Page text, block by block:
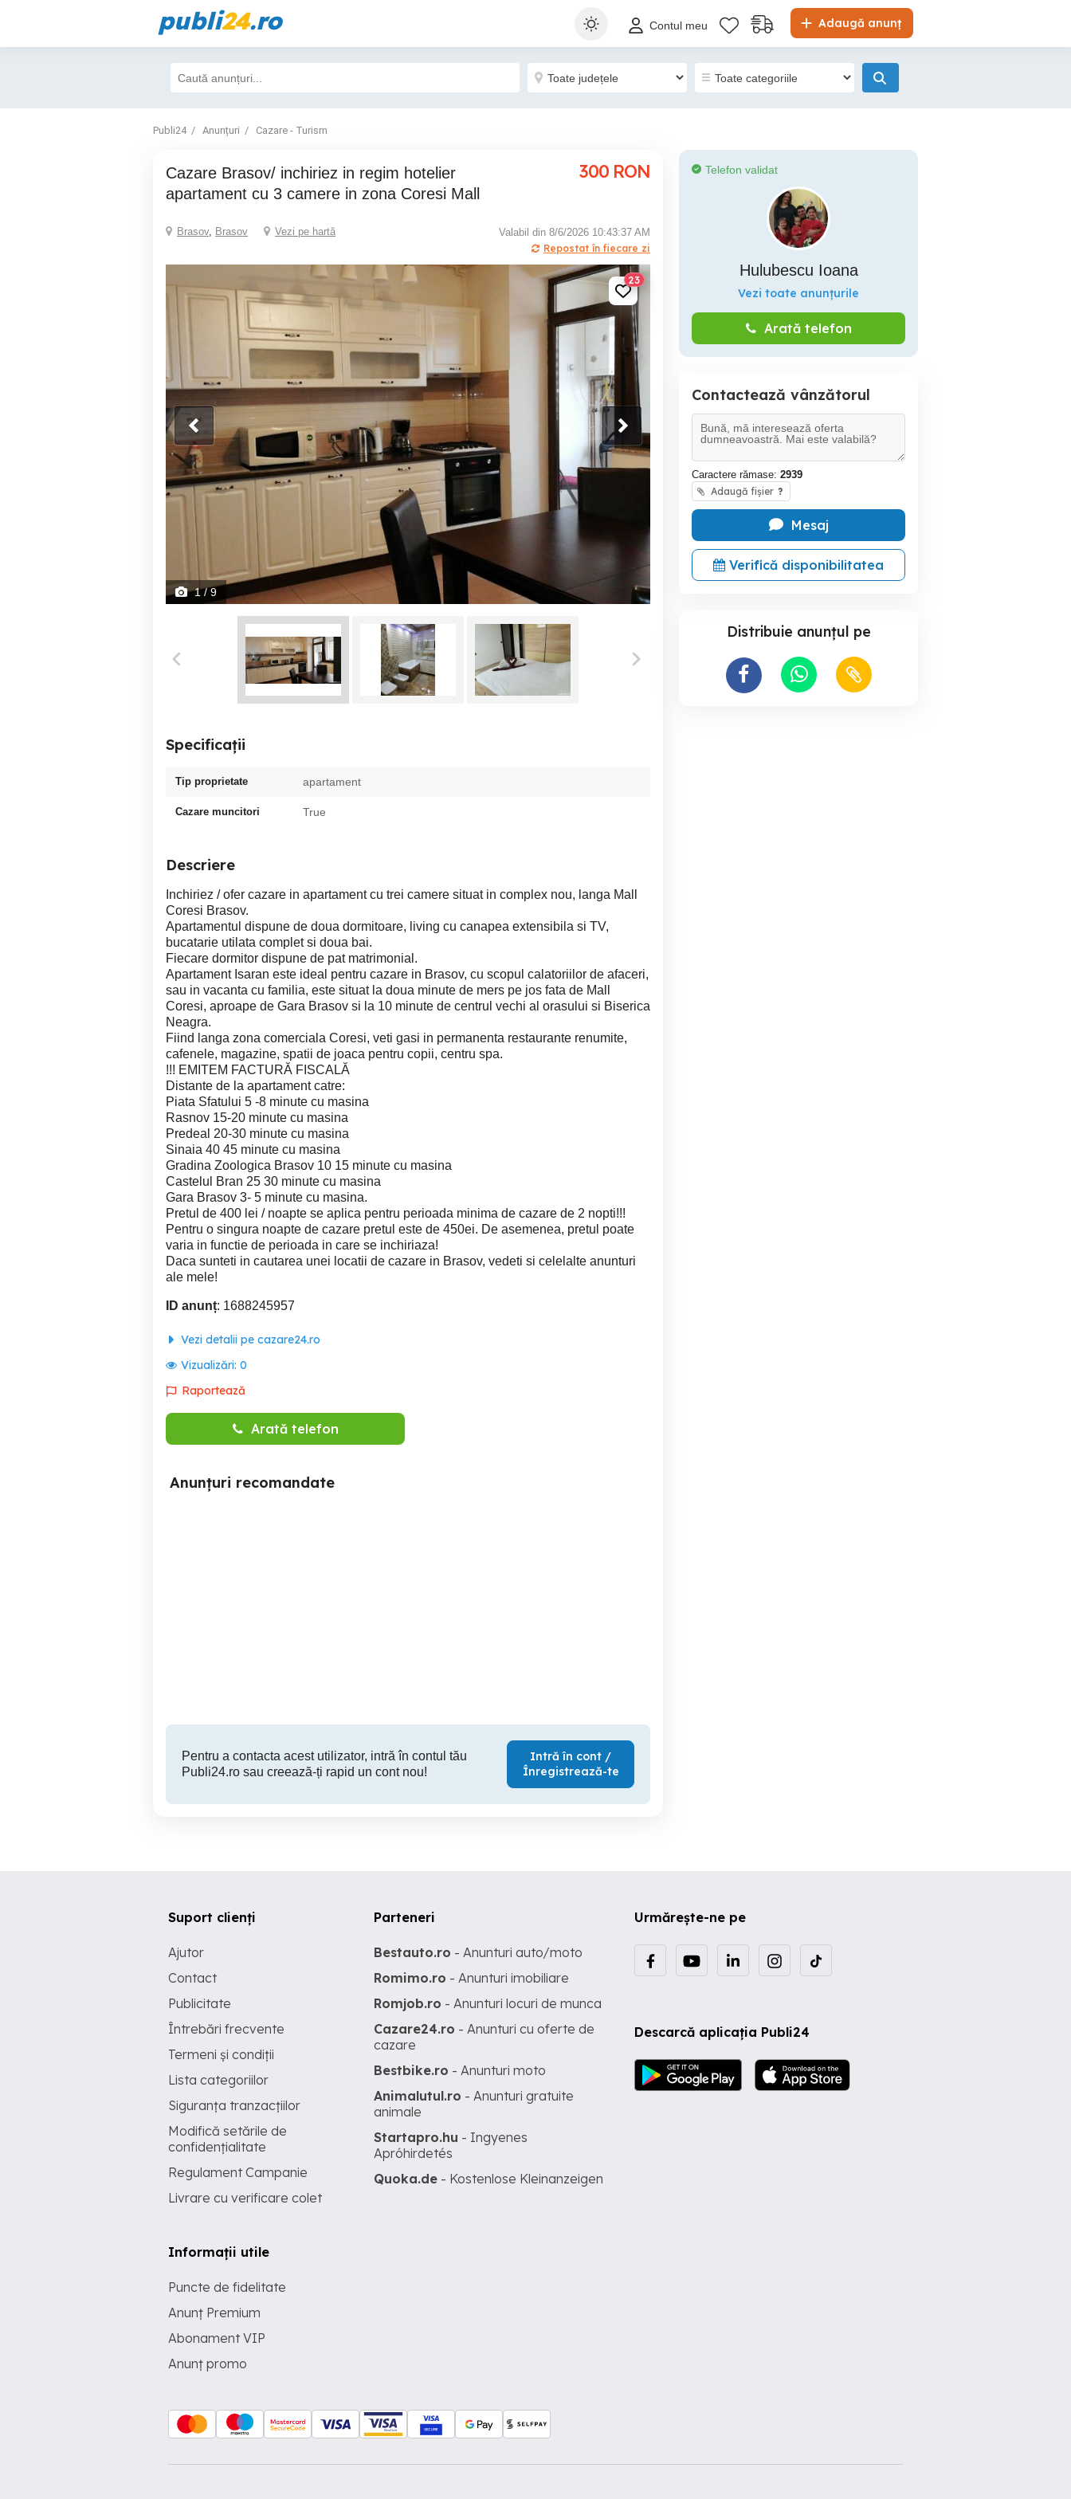
publi24.ro Adaugă anunț
Contul meu
Publi24 Anunțuri Cazare - Turism
Cazare Brasov/ inchiriez in regim hotelier
apartament cu 3 camere in zona Coresi Mall
300 RON
Brasov, Brasov Vezi pe hartă
Valabil din 8/6/2026 10:43:37 AM
Repostat în fiecare zi
23
1/ 9
Specificații
Tip proprietate apartament
Cazare muncitori True
Descriere
Inchiriez / ofer cazare in apartament cu trei camere situat in complex nou, langa Mall
Coresi Brasov.
Apartamentul dispune de doua dormitoare, living cu canapea extensibila si TV,
bucatarie utilata complet si doua bai.
Fiecare dormitor dispune de pat matrimonial.
Apartament Isaran este ideal pentru cazare in Brasov, cu scopul calatoriilor de afaceri,
sau in vacanta cu familia, este situat la doua minute de mers pe jos fata de Mall
Coresi, aproape de Gara Brasov si la 10 minute de centrul vechi al orasului si Biserica
Neagra.
Fiind langa zona comerciala Coresi, veti gasi in permanenta restaurante renumite,
cafenele, magazine, spatii de joaca pentru copii, centru spa.
!!! EMITEM FACTURĂ FISCALĂ
Distante de la apartament catre:
Piata Sfatului 5 -8 minute cu masina
Rasnov 15-20 minute cu masina
Predeal 20-30 minute cu masina
Sinaia 40 45 minute cu masina
Gradina Zoologica Brasov 10 15 minute cu masina
Castelul Bran 25 30 minute cu masina
Gara Brasov 3- 5 minute cu masina.
Pretul de 400 lei / noapte se aplica pentru perioada minima de cazare de 2 nopti!!!
Pentru o singura noapte de cazare pretul este de 450ei. De asemenea, pretul poate
varia in functie de perioada in care se inchiriaza!
Daca sunteti in cautarea unei locatii de cazare in Brasov, vedeti si celelalte anunturi
ale mele!
ID anunț: 1688245957
Vezi detalii pe cazare24.ro
Vizualizări: 0
Raportează
Arată telefon
Anunțuri recomandate
Pentru a contacta acest utilizator, intră în contul tău
Publi24.ro sau creează-ți rapid un cont nou!
Intră în cont /
Înregistrează-te
Telefon validat
Hulubescu Ioana
Vezi toate anunțurile
Arată telefon
Contactează vânzătorul
Caractere rămase: 2939
Adaugă fișier ?
Mesaj
Verifică disponibilitatea
Distribuie anunțul pe
Urmărește-ne pe
Descarcă aplicația Publi24
Suport clienți
Ajutor
Contact
Publicitate
Întrebări frecvente
Termeni și condiții
Lista categoriilor
Siguranța tranzacțiilor
Modifică setările de
confidențialitate
Regulament Campanie
Livrare cu verificare colet
Informații utile
Puncte de fidelitate
Anunț Premium
Abonament VIP
Anunț promo
Parteneri
Bestauto.ro - Anunturi auto/moto
Romimo.ro - Anunturi imobiliare
Romjob.ro - Anunturi locuri de munca
Cazare24.ro - Anunturi cu oferte de
cazare
Bestbike.ro - Anunturi moto
Animalutul.ro - Anunturi gratuite
animale
Startapro.hu - Ingyenes
Apróhirdetés
Quoka.de - Kostenlose Kleinanzeigen